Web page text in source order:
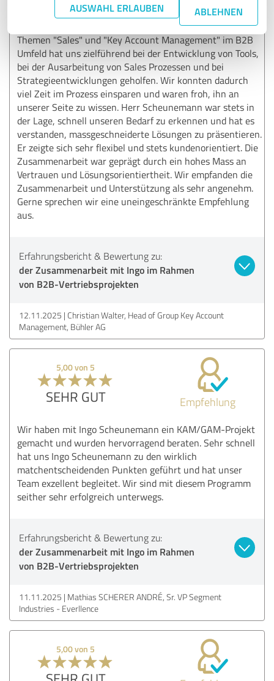
AUSWAHL ERLAUBEN ABLEHNEN
Die Zusammenarbeit mit Herrn Scheunemann war für uns
sehr bereichernd. Insbesondere seine Fachexpertise zu den
Themen "Sales" und "Key Account Management" im B2B
Umfeld hat uns zielführend bei der Entwicklung von Tools,
bei der Ausarbeitung von Sales Prozessen und bei
Strategieentwicklungen geholfen. Wir konnten dadurch
viel Zeit im Prozess einsparen und waren froh, ihn an
unserer Seite zu wissen. Herr Scheunemann war stets in
der Lage, schnell unseren Bedarf zu erkennen und hat es
verstanden, massgeschneiderte Lösungen zu präsentieren.
Er zeigte sich sehr flexibel und stets kundenorientiert. Die
Zusammenarbeit war geprägt durch ein hohes Mass an
Vertrauen und Lösungsorientiertheit. Wir empfanden die
Zusammenarbeit und Unterstützung als sehr angenehm.
Gerne sprechen wir eine uneingeschränkte Empfehlung
aus.
Erfahrungsbericht & Bewertung zu:
der Zusammenarbeit mit Ingo im Rahmen
von B2B-Vertriebsprojekten
12.11.2025 Christian Walter, Head of Group Key Account
Management, Bühler AG
5,00 von 5
SEHR GUT Empfehlung
Wir haben mit Ingo Scheunemann ein KAM/GAM-Projekt
gemacht und wurden hervorragend beraten. Sehr schnell
hat uns Ingo Scheunemann zu den wirklich
matchentscheidenden Punkten geführt und hat unser
Team exzellent begleitet. Wir sind mit diesem Programm
seither sehr erfolgreich unterwegs.
Erfahrungsbericht & Bewertung zu:
der Zusammenarbeit mit Ingo im Rahmen
von B2B-Vertriebsprojekten
11.11.2025 Mathias SCHERER ANDRÉ, Sr. VP Segment
Industries - Everllence
5,00 von 5